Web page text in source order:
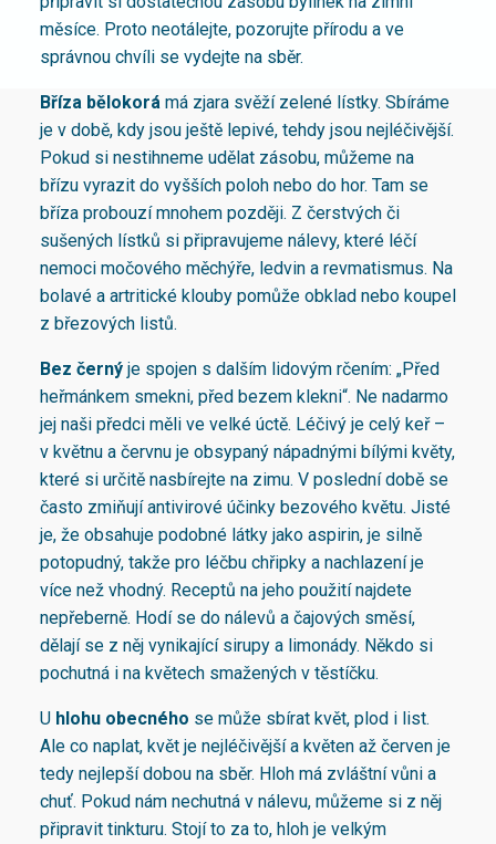
měsíce. Proto neotálejte, pozorujte přírodu a ve
správnou chvíli se vydejte na sběr.
Bříza bělokorá má zjara svěží zelené lístky. Sbíráme
je v době, kdy jsou ještě lepivé, tehdy jsou nejléčivější.
Pokud si nestihneme udělat zásobu, můžeme na
břízu vyrazit do vyšších poloh nebo do hor. Tam se
bříza probouzí mnohem později. Z čerstvých či
sušených lístků si připravujeme nálevy, které léčí
nemoci močového měchýře, ledvin a revmatismus. Na
bolavé a artritické klouby pomůže obklad nebo koupel
z březových listů.
Bez černý je spojen s dalším lidovým rčením: „Před
heřmánkem smekni, před bezem klekni“. Ne nadarmo
jej naši předci měli ve velké úctě. Léčivý je celý keř –
v květnu a červnu je obsypaný nápadnými bílými květy,
které si určitě nasbírejte na zimu. V poslední době se
často zmiňují antivirové účinky bezového květu. Jisté
je, že obsahuje podobné látky jako aspirin, je silně
potopudný, takže pro léčbu chřipky a nachlazení je
více než vhodný. Receptů na jeho použití najdete
nepřeberně. Hodí se do nálevů a čajových směsí,
dělají se z něj vynikající sirupy a limonády. Někdo si
pochutná i na květech smažených v těstíčku.
U hlohu obecného se může sbírat květ, plod i list.
Ale co naplat, květ je nejléčivější a květen až červen je
tedy nejlepší dobou na sběr. Hloh má zvláštní vůni a
chuť. Pokud nám nechutná v nálevu, můžeme si z něj
připravit tinkturu. Stojí to za to, hloh je velkým